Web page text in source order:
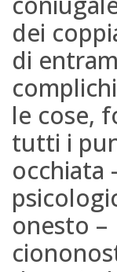
dei
di
le cose,
tutti i
occhiata
onesto –